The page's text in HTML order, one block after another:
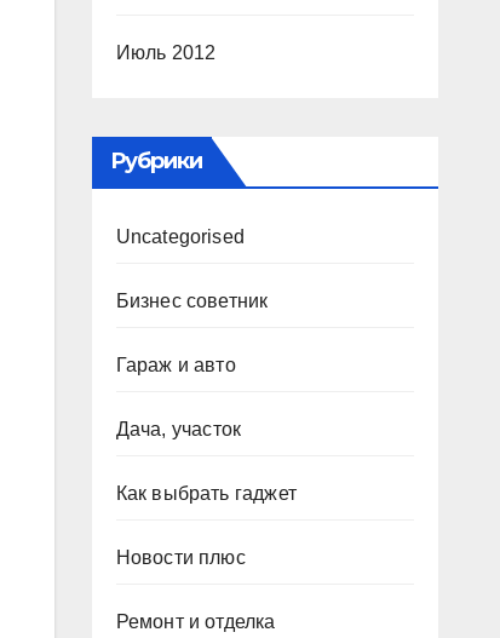
Июль 2012
Рубрики
Uncategorised
Бизнес советник
Гараж и авто
Дача, участок
Как выбрать гаджет
Новости плюс
Ремонт и отделка